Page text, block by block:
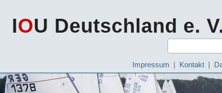
IOU Deutschland e.
Impressum | Kontakt |